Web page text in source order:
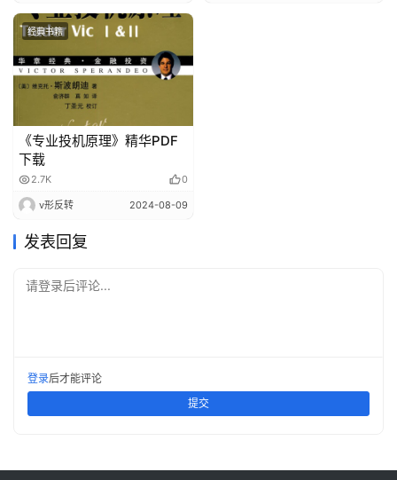
经典书籍
《专业投机原理》精华PDF
下载
2.7K 0
v形反转 2024-08-09
发表回复
请登录后评论...
登录后才能评论
提交